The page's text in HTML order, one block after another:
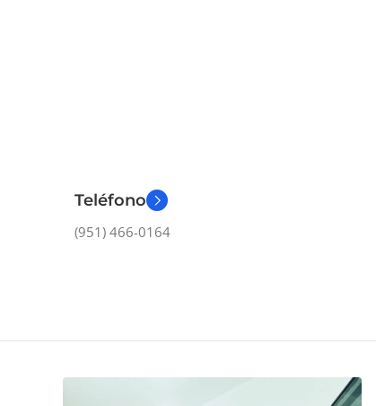
Teléfono
(951) 466-0164